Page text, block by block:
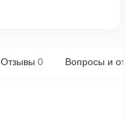
Отзывы 0 Вопросы и